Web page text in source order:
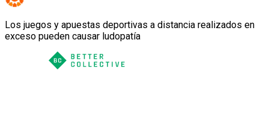
Los juegos y apuestas deportivas a distancia realizados en
exceso pueden causar ludopatía